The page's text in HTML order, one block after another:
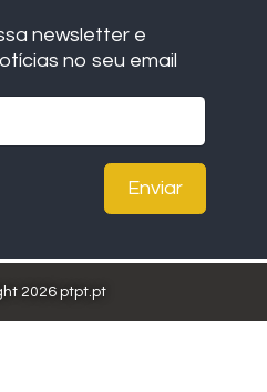
newsletter e
no seu email
Enviar
2026 ptpt.pt